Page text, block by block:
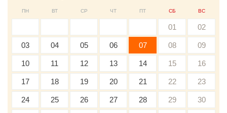
ПН ВТ СР ЧТ ПТ СБ ВС
01 02
03 04 05 06 07 08 09
10 11 12 13 14 15 16
17 18 19 20 21 22 23
24 25 26 27 28 29 30